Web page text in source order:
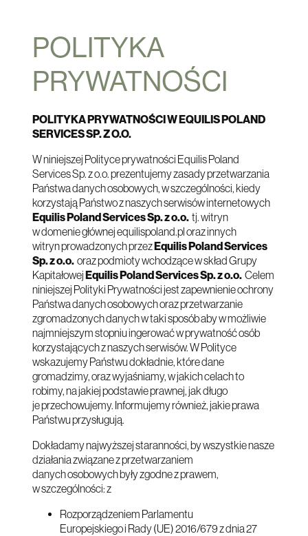
POLITYKA
PRYWATNOŚCI
POLITYKA PRYWATNOŚCI W EQUILIS POLAND
SERVICES SP. Z O.O.
W niniejszej Polityce prywatności Equilis Poland
Services Sp. z o.o. prezentujemy zasady przetwarzania
Państwa danych osobowych, w szczególności, kiedy
korzystają Państwo z naszych serwisów internetowych
Equilis Poland Services Sp. z o.o. tj. witryn
w domenie głównej equilispoland.pl oraz innych
witryn prowadzonych przez Equilis Poland Services
Sp. z o.o. oraz podmioty wchodzące w skład Grupy
Kapitałowej Equilis Poland Services Sp. z o.o. Celem
niniejszej Polityki Prywatności jest zapewnienie ochrony
Państwa danych osobowych oraz przetwarzanie
zgromadzonych danych w taki sposób aby w możliwie
najmniejszym stopniu ingerować w prywatność osób
korzystających z naszych serwisów. W Polityce
wskazujemy Państwu dokładnie, które dane
gromadzimy, oraz wyjaśniamy, w jakich celach to
robimy, na jakiej podstawie prawnej, jak długo
je przechowujemy. Informujemy również, jakie prawa
Państwu przysługują.
Dokładamy najwyższej staranności, by wszystkie nasze
działania związane z przetwarzaniem
danych osobowych były zgodne z prawem,
w szczególności: z
Rozporządzeniem Parlamentu
Europejskiego i Rady (UE) 2016/679 z dnia 27